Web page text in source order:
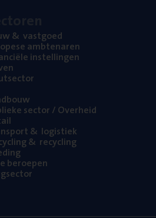
& vastgoed
ambtenaren
instellingen
sec­tor / Overheid
& logistiek
& recycling
beroe­pen